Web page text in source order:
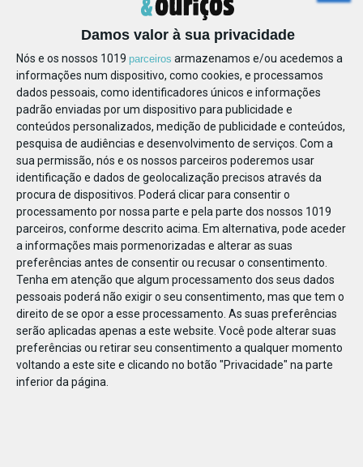
Damos valor à sua privacidade
Nós e os nossos 1019 parceiros armazenamos e/ou acedemos a
informações num dispositivo, como cookies, e processamos
dados pessoais, como identificadores únicos e informações
padrão enviadas por um dispositivo para publicidade e
conteúdos personalizados, medição de publicidade e conteúdos,
pesquisa de audiências e desenvolvimento de serviços. Com a
sua permissão, nós e os nossos parceiros poderemos usar
identificação e dados de geolocalização precisos através da
procura de dispositivos. Poderá clicar para consentir o
processamento por nossa parte e pela parte dos nossos 1019
parceiros, conforme descrito acima. Em alternativa, pode aceder
a informações mais pormenorizadas e alterar as suas
preferências antes de consentir ou recusar o consentimento.
Tenha em atenção que algum processamento dos seus dados
pessoais poderá não exigir o seu consentimento, mas que tem o
direito de se opor a esse processamento. As suas preferências
serão aplicadas apenas a este website. Você pode alterar suas
preferências ou retirar seu consentimento a qualquer momento
voltando a este site e clicando no botão "Privacidade" na parte
inferior da página.
1069191059648496